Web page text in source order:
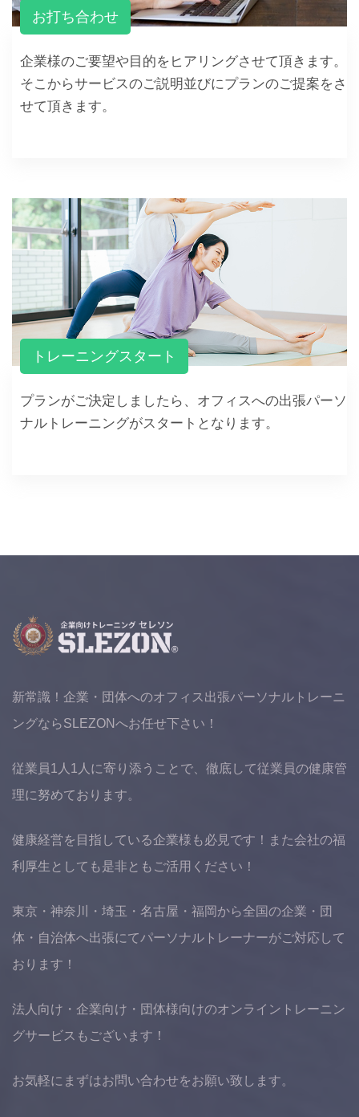
お打ち合わせ
企業様のご要望や目的をヒアリングさせて頂きます。
そこからサービスのご説明並びにプランのご提案をさ
せて頂きます。
トレーニングスタート
プランがご決定しましたら、オフィスへの出張パーソ
ナルトレーニングがスタートとなります。
新常識！企業・団体へのオフィス出張パーソナルトレーニ
ングならSLEZONへお任せ下さい！
従業員1人1人に寄り添うことで、徹底して従業員の健康管
理に努めております。
健康経営を目指している企業様も必見です！また会社の福
利厚生としても是非ともご活用ください！
東京・神奈川・埼玉・名古屋・福岡から全国の企業・団
体・自治体へ出張にてパーソナルトレーナーがご対応して
おります！
法人向け・企業向け・団体様向けのオンライントレーニン
グサービスもございます！
お気軽にまずはお問い合わせをお願い致します。